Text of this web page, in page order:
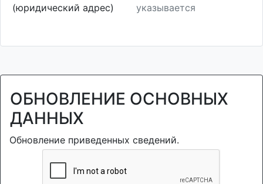
(юридический адрес)
указывается
ОБНОВЛЕНИЕ ОСНОВНЫХ
ДАННЫХ
Обновление приведенных сведений.